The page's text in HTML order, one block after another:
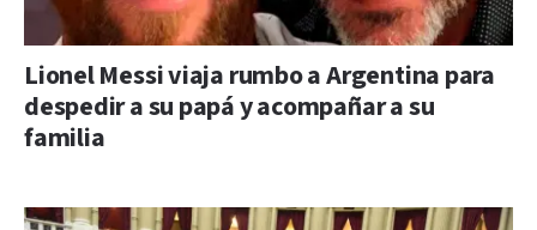
Lionel Messi viaja rumbo a Argentina para
despedir a su papá y acompañar a su
familia